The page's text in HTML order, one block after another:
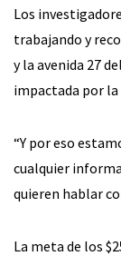
Los
trabajando y
y la avenida 27
impactada por la
“Y por eso
cualquier
quieren hablar
La meta de los